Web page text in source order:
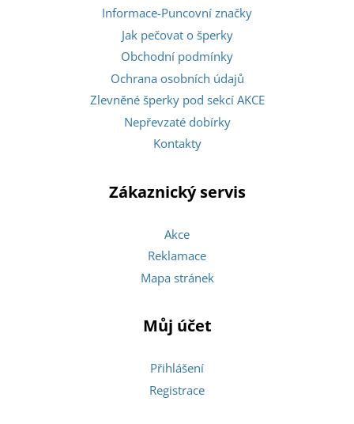
Informace-Puncovní značky
Jak pečovat o šperky
Obchodní podmínky
Ochrana osobních údajů
Zlevněné šperky pod sekcí AKCE
Nepřevzaté dobírky
Kontakty
Zákaznický servis
Akce
Reklamace
Mapa stránek
Můj účet
Přihlášení
Registrace